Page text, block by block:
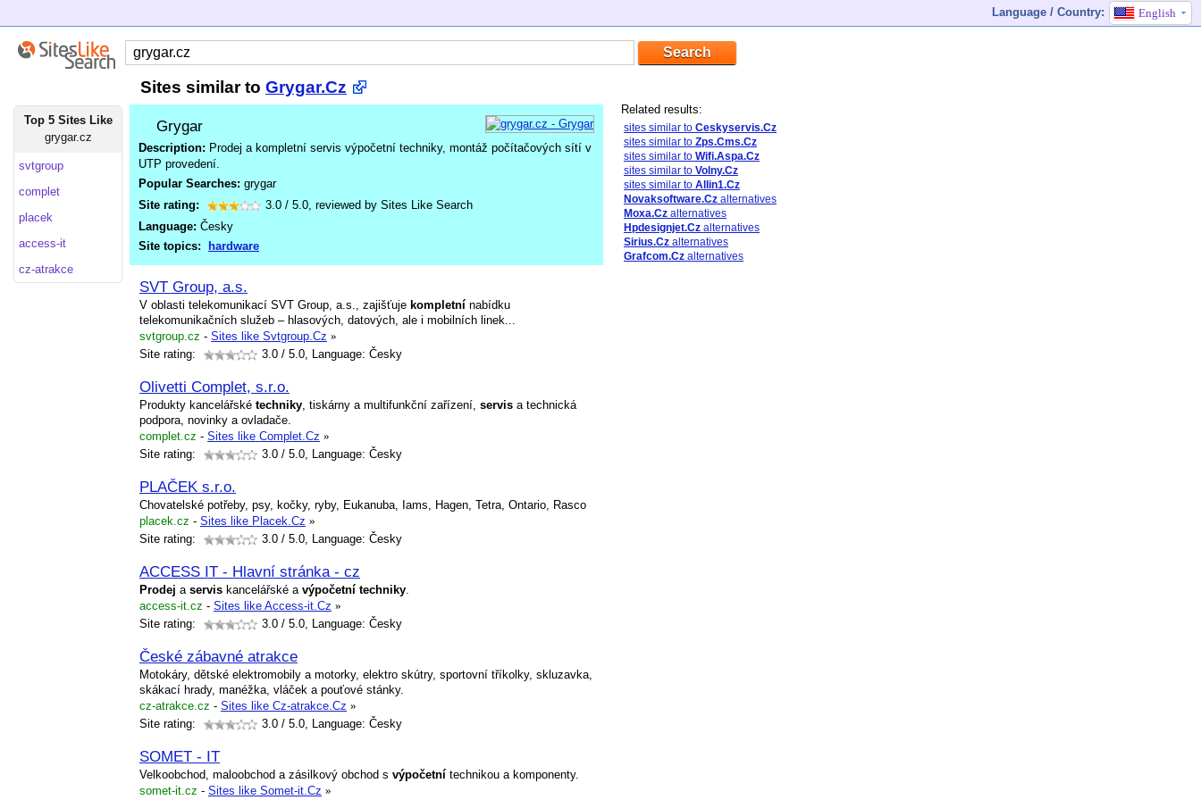
Language / Country: English
Sites similar to Grygar.Cz
Top 5 Sites Like
grygar.cz
svtgroup
complet
placek
access-it
cz-atrakce
Grygar
Description: Prodej a kompletní servis výpočetní techniky, montáž počítačových sítí v
UTP provedení.
Popular Searches: grygar
Site rating:
3.0 / 5.0, reviewed by Sites Like Search
Language: Česky
Site topics:
hardware
SVT Group, a.s.
V oblasti telekomunikací SVT Group, a.s., zajišťuje kompletní nabídku
telekomunikačních služeb – hlasových, datových, ale i mobilních linek...
svtgroup.cz - Sites like Svtgroup.Cz »
Site rating:
3.0 / 5.0, Language: Česky
Olivetti Complet, s.r.o.
Produkty kancelářské techniky, tiskárny a multifunkční zařízení, servis a technická
podpora, novinky a ovladače.
complet.cz - Sites like Complet.Cz »
Site rating:
3.0 / 5.0, Language: Česky
PLAČEK s.r.o.
Chovatelské potřeby, psy, kočky, ryby, Eukanuba, Iams, Hagen, Tetra, Ontario, Rasco
placek.cz - Sites like Placek.Cz »
Site rating:
3.0 / 5.0, Language: Česky
ACCESS IT - Hlavní stránka - cz
Prodej a servis kancelářské a výpočetní techniky.
access-it.cz - Sites like Access-it.Cz »
Site rating:
3.0 / 5.0, Language: Česky
České zábavné atrakce
Motokáry, dětské elektromobily a motorky, elektro skútry, sportovní tříkolky, skluzavka,
skákací hrady, manéžka, vláček a pouťové stánky.
cz-atrakce.cz - Sites like Cz-atrakce.Cz »
Site rating:
3.0 / 5.0, Language: Česky
SOMET - IT
Velkoobchod, maloobchod a zásilkový obchod s výpočetní technikou a komponenty.
somet-it.cz - Sites like Somet-it.Cz »
Related results:
sites similar to Ceskyservis.Cz
sites similar to Zps.Cms.Cz
sites similar to Wifi.Aspa.Cz
sites similar to Volny.Cz
sites similar to Allin1.Cz
Novaksoftware.Cz alternatives
Moxa.Cz alternatives
Hpdesignjet.Cz alternatives
Sirius.Cz alternatives
Grafcom.Cz alternatives